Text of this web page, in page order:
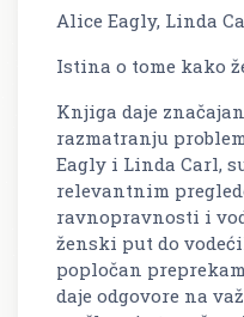
Alice Eagly, Linda
Istina o tome kako
Knjiga daje
razmatranju
Eagly i Linda Carl,
relevantnim
ravnopravnosti i
ženski put do
popločan
daje odgovore na